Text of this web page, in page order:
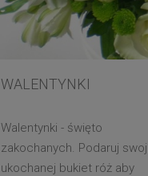
WALENTYNKI
Walentynki - święto
zakochanych. Podaruj
ukochanej bukiet róż aby